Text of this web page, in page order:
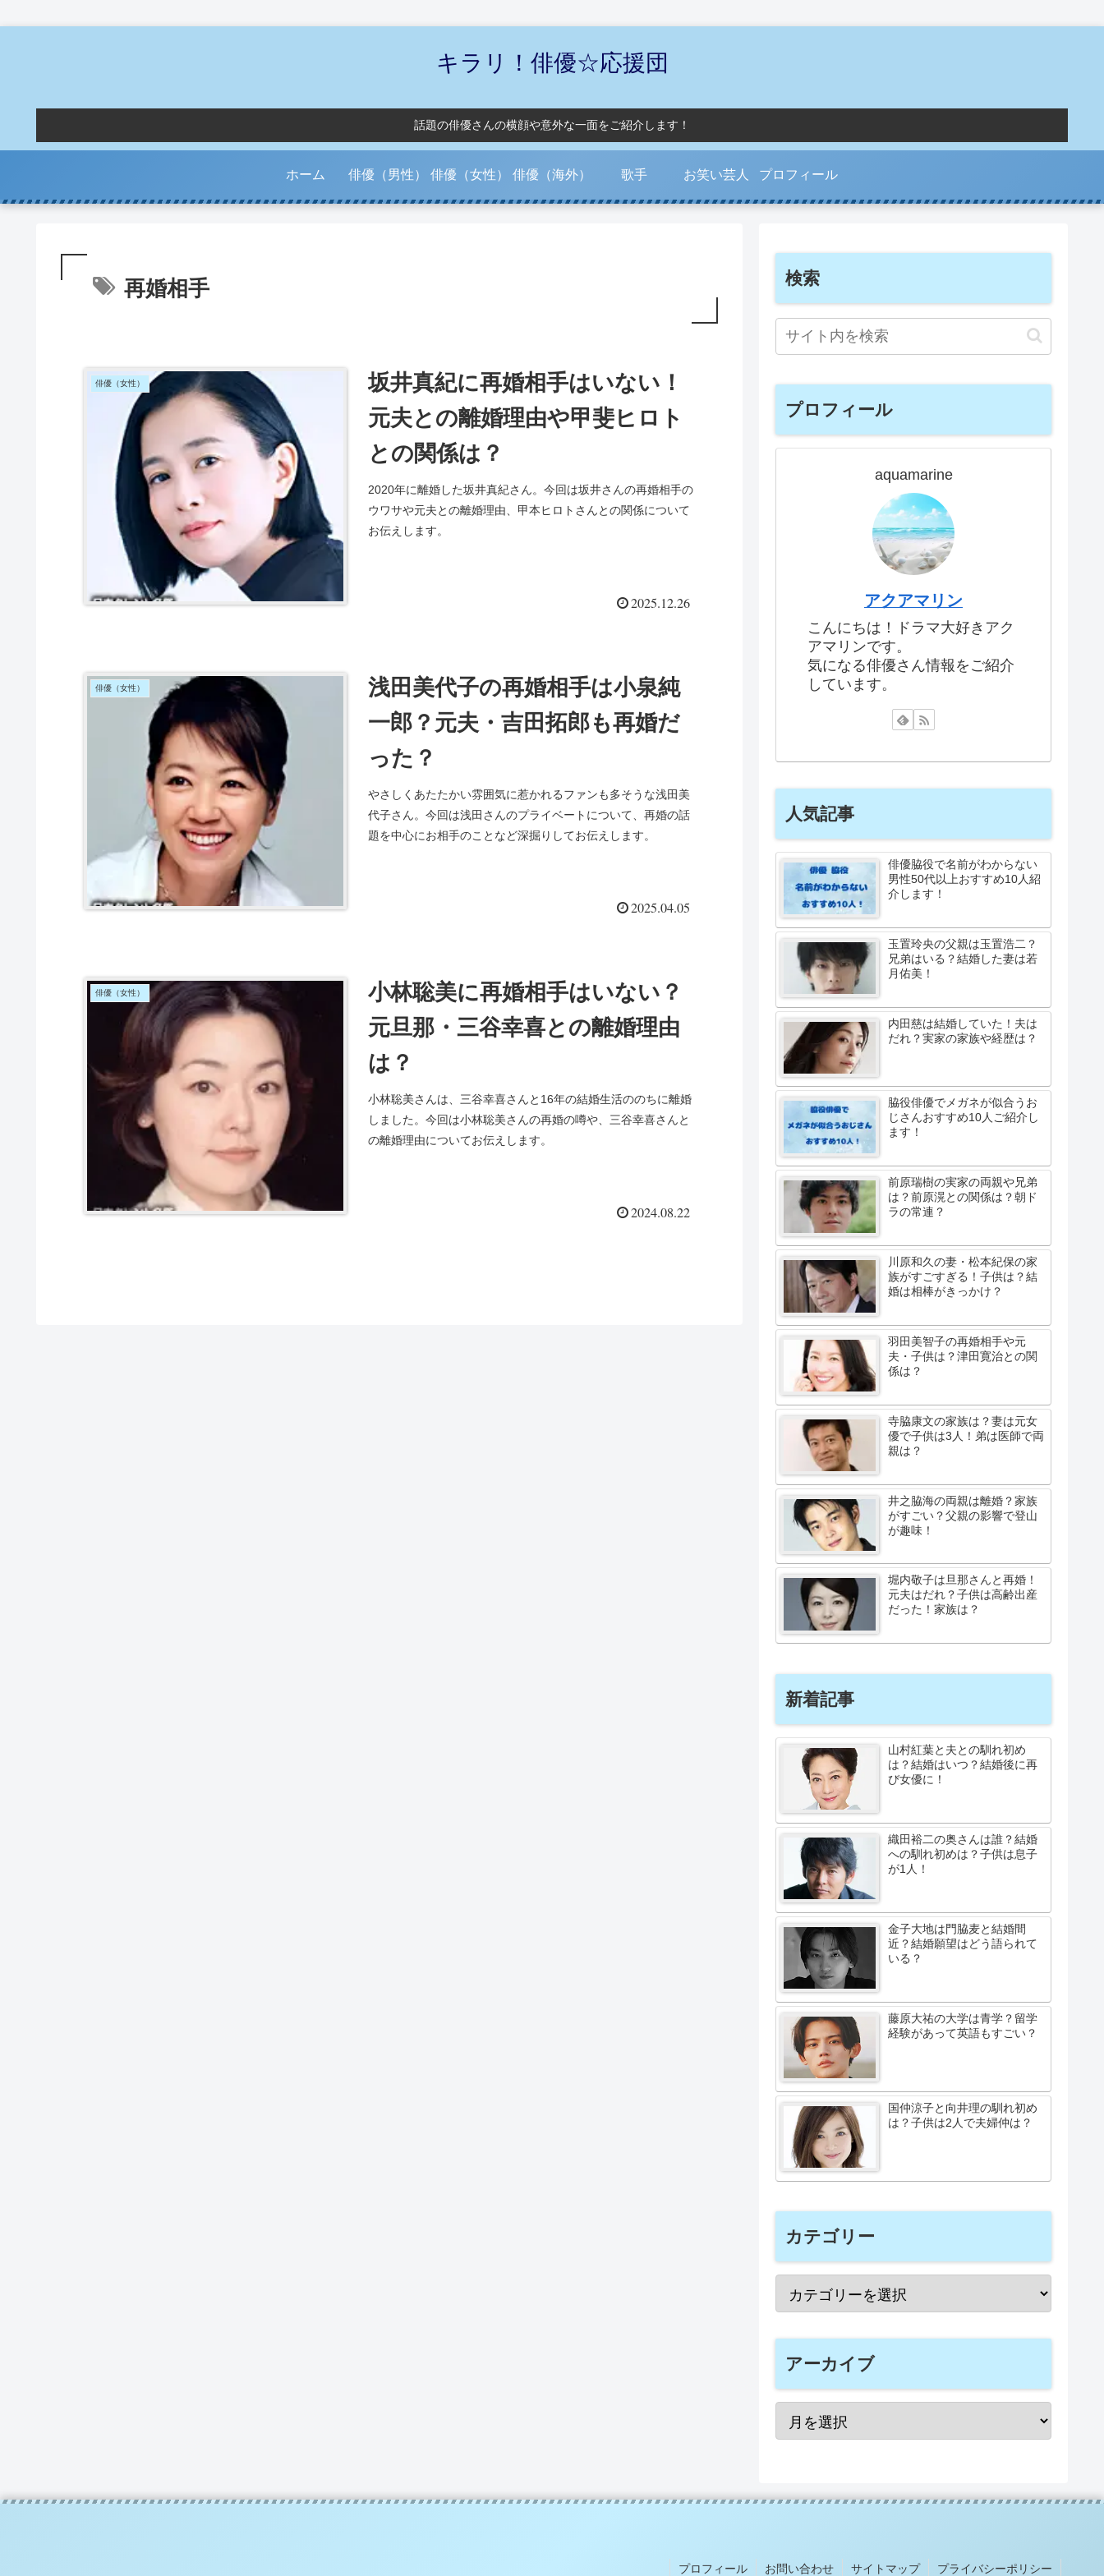
キラリ！俳優☆応援団
話題の俳優さんの横顔や意外な一面をご紹介します！
ホーム 俳優（男性） 俳優（女性） 俳優（海外） 歌手 お笑い芸人 プロフィール
再婚相手
俳優（女性）
坂井真紀に再婚相手はいない！
元夫との離婚理由や甲斐ヒロト
との関係は？
2020年に離婚した坂井真紀さん。今回は坂井さんの再婚相手の
ウワサや元夫との離婚理由、甲本ヒロトさんとの関係について
お伝えします。
2025.12.26
俳優（女性）
浅田美代子の再婚相手は小泉純
一郎？元夫・吉田拓郎も再婚だ
った？
やさしくあたたかい雰囲気に惹かれるファンも多そうな浅田美
代子さん。今回は浅田さんのプライベートについて、再婚の話
題を中心にお相手のことなど深掘りしてお伝えします。
2025.04.05
俳優（女性）
小林聡美に再婚相手はいない？
元旦那・三谷幸喜との離婚理由
は？
小林聡美さんは、三谷幸喜さんと16年の結婚生活ののちに離婚
しました。今回は小林聡美さんの再婚の噂や、三谷幸喜さんと
の離婚理由についてお伝えします。
2024.08.22
検索
プロフィール
aquamarine
アクアマリン
こんにちは！ドラマ大好きアク
アマリンです。
気になる俳優さん情報をご紹介
しています。
人気記事
俳優脇役で名前がわからない
男性50代以上おすすめ10人紹
介します！
玉置玲央の父親は玉置浩二？
兄弟はいる？結婚した妻は若
月佑美！
内田慈は結婚していた！夫は
だれ？実家の家族や経歴は？
脇役俳優でメガネが似合うお
じさんおすすめ10人ご紹介し
ます！
前原瑞樹の実家の両親や兄弟
は？前原滉との関係は？朝ド
ラの常連？
川原和久の妻・松本紀保の家
族がすごすぎる！子供は？結
婚は相棒がきっかけ？
羽田美智子の再婚相手や元
夫・子供は？津田寛治との関
係は？
寺脇康文の家族は？妻は元女
優で子供は3人！弟は医師で両
親は？
井之脇海の両親は離婚？家族
がすごい？父親の影響で登山
が趣味！
堀内敬子は旦那さんと再婚！
元夫はだれ？子供は高齢出産
だった！家族は？
新着記事
山村紅葉と夫との馴れ初め
は？結婚はいつ？結婚後に再
び女優に！
織田裕二の奥さんは誰？結婚
への馴れ初めは？子供は息子
が1人！
金子大地は門脇麦と結婚間
近？結婚願望はどう語られて
いる？
藤原大祐の大学は青学？留学
経験があって英語もすごい？
国仲涼子と向井理の馴れ初め
は？子供は2人で夫婦仲は？
カテゴリー
アーカイブ
プロフィール お問い合わせ サイトマップ プライバシーポリシー